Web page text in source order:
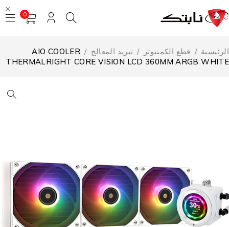
0
/ قطع الكمبيوتر تبريد المعالج
AIO COOLER
THERMALRIGHT CORE VISION LCD 360MM ARGB